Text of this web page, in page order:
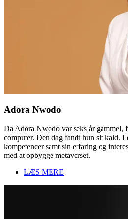
Adora Nwodo
Da Adora Nwodo var seks år gammel,
computer. Den dag fandt hun sit kald. I
kompetencer samt sin erfaring og
med at opbygge metaverset.
LÆS MERE